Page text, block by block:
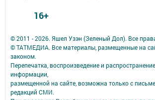
© 2011 - 2026. Яшел Узэн (Зеленый Дол). Все
© ТАТМЕДИА. Все материалы, размещенные на
законом.
Перепечатка, воспроизведение и
информации,
размещенной на сайте, возможна только с
редакций СМИ.
16+